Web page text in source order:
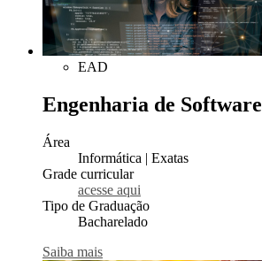
EAD
Engenharia de Software
Área
Informática | Exatas
Grade curricular
acesse aqui
Tipo de Graduação
Bacharelado
Saiba mais